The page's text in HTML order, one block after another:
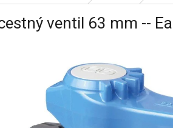
ventil 63 mm --